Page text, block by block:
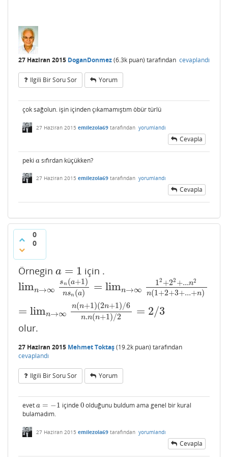
27 Haziran 2015 DoganDonmez(6.3k puan) tarafından cevaplandı
Ilgili Bir Soru Sor Yorum
çok sağolun. işin içinden çıkamamıştım öbür türlü
27 Haziran 2015 emilezola69 tarafından yorumlandı
Cevapla
peki a
a sıfırdan küçükken?
27 Haziran 2015 emilezola69 tarafından yorumlandı
Cevapla
0
0
Örnegin a = 1
a=1 için .
limn→∞
sn (a+1)
nsn (a) = limn→∞
12 +22 +...n2
n(1+2+3+...+n)
= limn→∞
n(n+1)(2n+1)/6
n.n(n+1)/2 = 2/3
limn→∞s n(a+1)n n( a)=limn→ ∞12+22+...n2n(
olur.
27 Haziran 2015 Mehmet Toktaş(19.2k puan) tarafından
cevaplandı
Ilgili Bir Soru Sor Yorum
evet a = −1
a=−1 içinde 0
0olduğunu buldum ama genel bir kural
bulamadım.
27 Haziran 2015 emilezola69 tarafından yorumlandı
Cevapla